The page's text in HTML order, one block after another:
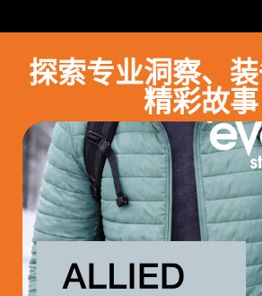
探索专业洞察、
精彩故事